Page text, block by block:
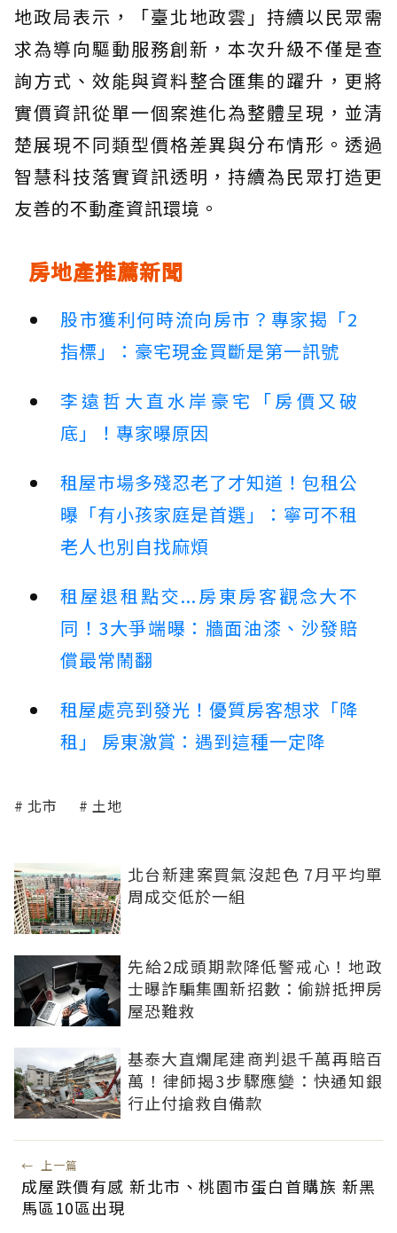
地政局表示，「臺北地政雲」持續以民眾需
求為導向驅動服務創新，本次升級不僅是查
詢方式、效能與資料整合匯集的躍升，更將
實價資訊從單一個案進化為整體呈現，並清
楚展現不同類型價格差異與分布情形。透過
智慧科技落實資訊透明，持續為民眾打造更
友善的不動產資訊環境。
房地產推薦新聞
股市獲利何時流向房市？專家揭「2
指標」：豪宅現金買斷是第一訊號
李遠哲大直水岸豪宅「房價又破
底」！專家曝原因
租屋市場多殘忍老了才知道！包租公
曝「有小孩家庭是首選」：寧可不租
老人也別自找麻煩
租屋退租點交...房東房客觀念大不
同！3大爭端曝：牆面油漆、沙發賠
償最常鬧翻
租屋處亮到發光！優質房客想求「降
租」 房東激賞：遇到這種一定降
北市 土地
北台新建案買氣沒起色 7月平均單
周成交低於一組
先給2成頭期款降低警戒心！地政
士曝詐騙集團新招數：偷辦抵押房
屋恐難救
基泰大直爛尾建商判退千萬再賠百
萬！律師揭3步驟應變：快通知銀
行止付搶救自備款
← 上一篇
成屋跌價有感 新北市、桃園市蛋白首購族 新黑
馬區10區出現